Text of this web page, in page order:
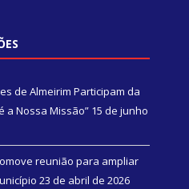
de Almeirim Participam da
a Nossa Missão” 15 de junho
reunião para ampliar
23 de abril de 2026